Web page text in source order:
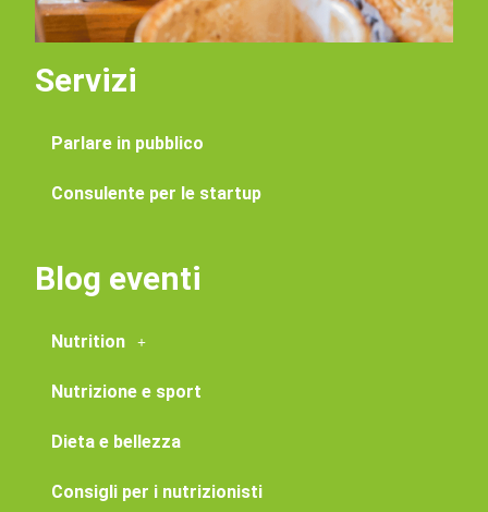
Servizi
Parlare in pubblico
Consulente per le startup
Blog eventi
Nutrition
Nutrizione e sport
Dieta e bellezza
Consigli per i nutrizionisti